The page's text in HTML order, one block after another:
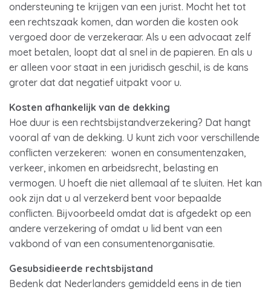
ondersteuning te krijgen van een jurist. Mocht het tot
een rechtszaak komen, dan worden die kosten ook
vergoed door de verzekeraar. Als u een advocaat zelf
moet betalen, loopt dat al snel in de papieren. En als u
er alleen voor staat in een juridisch geschil, is de kans
groter dat dat negatief uitpakt voor u.
Kosten afhankelijk van de dekking
Hoe duur is een rechtsbijstandverzekering? Dat hangt
vooral af van de dekking. U kunt zich voor verschillende
conflicten verzekeren: wonen en consumentenzaken,
verkeer, inkomen en arbeidsrecht, belasting en
vermogen. U hoeft die niet allemaal af te sluiten. Het kan
ook zijn dat u al verzekerd bent voor bepaalde
conflicten. Bijvoorbeeld omdat dat is afgedekt op een
andere verzekering of omdat u lid bent van een
vakbond of van een consumentenorganisatie.
Gesubsidieerde rechtsbijstand
Bedenk dat Nederlanders gemiddeld eens in de tien